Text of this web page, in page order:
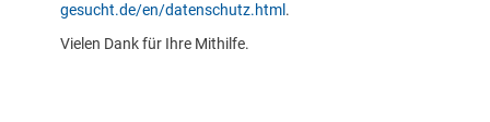
gesucht.de/en/datenschutz.html .
Vielen Dank für Ihre Mithilfe.